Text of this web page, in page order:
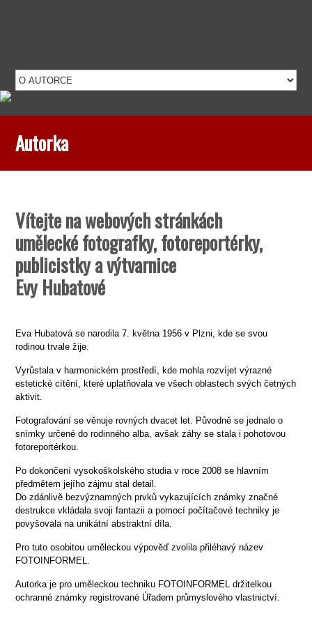
Autorka
Vítejte na webových stránkách
umělecké fotografky, fotoreportérky,
publicistky a výtvarnice
Evy Hubatové
Eva Hubatová se narodila 7. května 1956 v Plzni, kde se svou
rodinou trvale žije.
Vyrůstala v harmonickém prostředí, kde mohla rozvíjet výrazné
estetické cítění, které uplatňovala ve všech oblastech svých četných
aktivit.
Fotografování se věnuje rovných dvacet let. Původně se jednalo o
snímky určené do rodinného alba, avšak záhy se stala i pohotovou
fotoreportérkou.
Po dokončení vysokoškolského studia v roce 2008 se hlavním
předmětem jejího zájmu stal detail.
Do zdánlivě bezvýznamných prvků vykazujících známky značné
destrukce vkládala svoji fantazii a pomocí počítačové techniky je
povyšovala na unikátní abstraktní díla.
Pro tuto osobitou uměleckou výpověď zvolila přiléhavý název
FOTOINFORMEL.
Autorka je pro uměleckou techniku FOTOINFORMEL držitelkou
ochranné známky registrované Úřadem průmyslového vlastnictví.